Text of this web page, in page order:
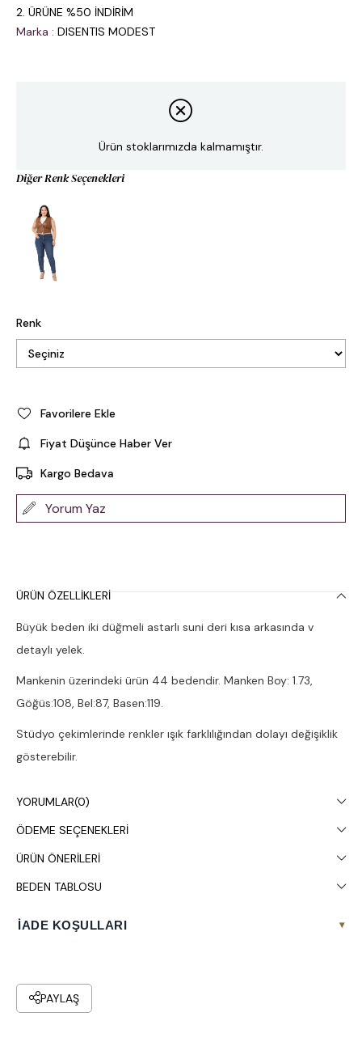
2. ÜRÜNE %50 İNDİRİM
Marka : DISENTIS MODEST
Ürün stoklarımızda kalmamıştır.
Diğer Renk Seçenekleri
Renk
Favorilere Ekle
Fiyat Düşünce Haber Ver
Kargo Bedava
Yorum Yaz
ÜRÜN ÖZELLIKLERI
Büyük beden iki düğmeli astarlı suni deri kısa arkasında v
detaylı yelek.
Mankenin üzerindeki ürün 44 bedendir. Manken Boy: 1.73,
Göğüs:108, Bel:87, Basen:119.
Stüdyo çekimlerinde renkler ışık farklılığından dolayı değişiklik
gösterebilir.
YORUMLAR(0)
ÖDEME SEÇENEKLERI
ÜRÜN ÖNERILERI
BEDEN TABLOSU
İADE KOŞULLARI ▾
PAYLAŞ